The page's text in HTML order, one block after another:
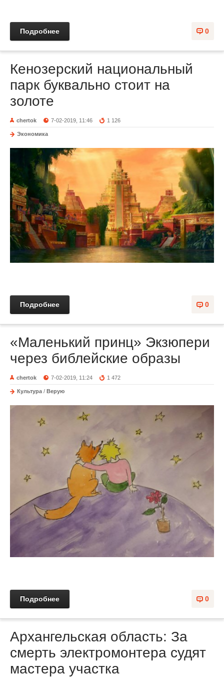
0
Подробнее
Кенозерский национальный
парк буквально стоит на
золоте
chertok 7-02-2019, 11:46 1 126
Экономика
0
Подробнее
«Маленький принц» Экзюпери
через библейские образы
chertok 7-02-2019, 11:24 1 472
Культура / Верую
0
Подробнее
Архангельская область: За
смерть электромонтера судят
мастера участка